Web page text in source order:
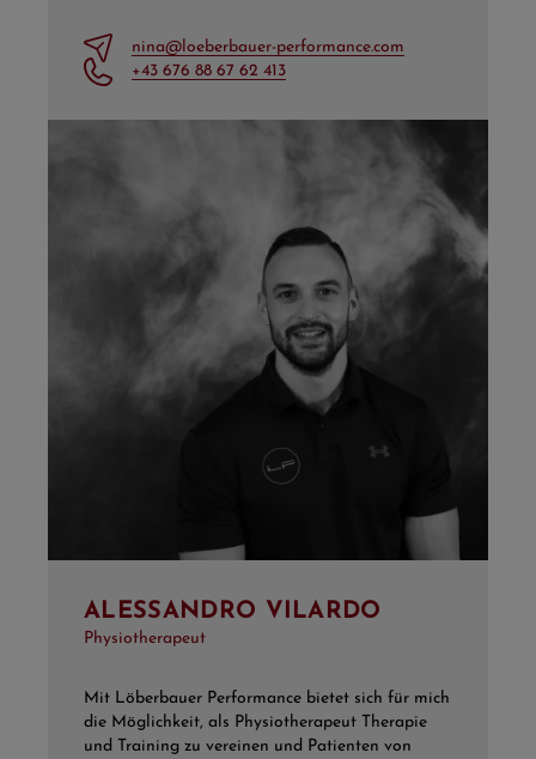
nina@loeberbauer-performance.com
+43 676 88 67 62 413
ALESSANDRO VILARDO
Physiotherapeut
Mit Löberbauer Performance bietet sich für mich
die Möglichkeit, als Physiotherapeut Therapie
und Training zu vereinen und Patienten von